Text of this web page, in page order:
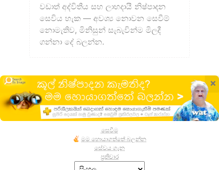
වඩාත් අද්විතීය සහ ලාභදායී නිෂ්පාදන
සෙවිය හැක — අවශ්‍ය නොවන සෙවීම්
නොමැතිව, මිනිසුන් සැබැවින්ම මිලදී
ගන්නා දේ බලන්න.
×
සෙවීම
මම හොයාගත්තේ බලන්න
සේවය ගැන
ප්‍රතිචාර